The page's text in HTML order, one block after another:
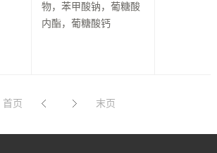
物，苯甲酸钠，葡糖酸
内酯，葡糖酸钙
首页 末页